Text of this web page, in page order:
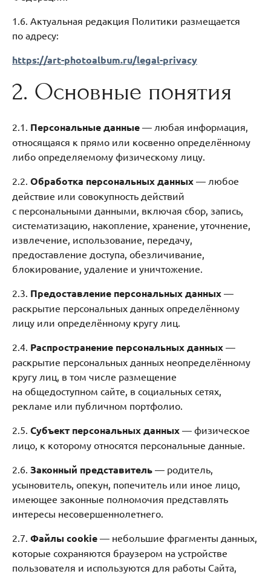
1.6. Актуальная редакция Политики размещается
по адресу:
https://art-photoalbum.ru/legal-privacy
2. Основные понятия
2.1. Персональные данные — любая информация,
относящаяся к прямо или косвенно определённому
либо определяемому физическому лицу.
2.2. Обработка персональных данных — любое
действие или совокупность действий
с персональными данными, включая сбор, запись,
систематизацию, накопление, хранение, уточнение,
извлечение, использование, передачу,
предоставление доступа, обезличивание,
блокирование, удаление и уничтожение.
2.3. Предоставление персональных данных —
раскрытие персональных данных определённому
лицу или определённому кругу лиц.
2.4. Распространение персональных данных —
раскрытие персональных данных неопределённому
кругу лиц, в том числе размещение
на общедоступном сайте, в социальных сетях,
рекламе или публичном портфолио.
2.5. Субъект персональных данных — физическое
лицо, к которому относятся персональные данные.
2.6. Законный представитель — родитель,
усыновитель, опекун, попечитель или иное лицо,
имеющее законные полномочия представлять
интересы несовершеннолетнего.
2.7. Файлы cookie — небольшие фрагменты данных,
которые сохраняются браузером на устройстве
пользователя и используются для работы Сайта,